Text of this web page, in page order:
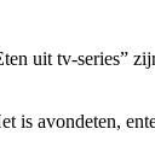
uit tv-series”
is avondeten,